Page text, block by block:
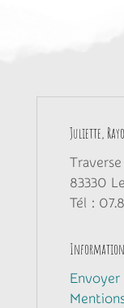
Juliette,
83330
Tél :
Envoyer